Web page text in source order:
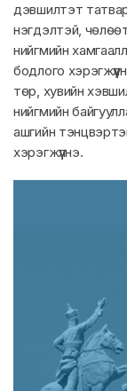
дэвшилтэт
нэгдэлтэй,
нийгмийн
бодлого
төр, хувийн
нийгмийн
ашгийн
хэрэгжүүлнэ.